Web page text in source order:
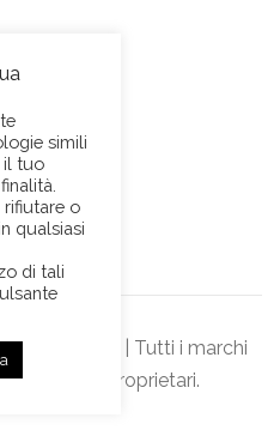
Roma
Website | Tutti i marchi
rispettivi proprietari.
simili
il tuo
rifiutare o
qualsiasi
di tali